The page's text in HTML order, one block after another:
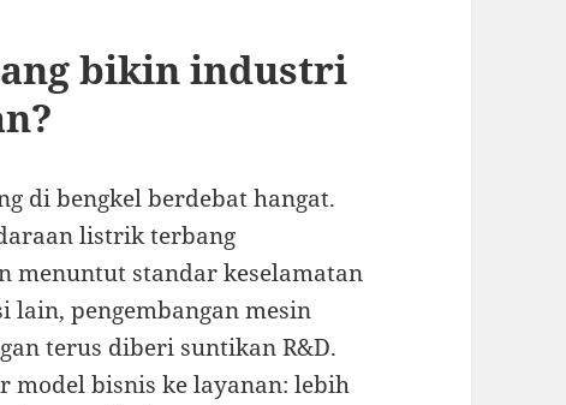
bikin industri
di bengkel berdebat hangat.
listrik terbang
menuntut standar keselamatan
pengembangan mesin
terus diberi suntikan R&D.
model bisnis ke layanan: lebih